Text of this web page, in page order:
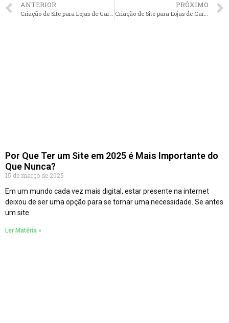
ANTERIOR
Criação de Site para Lojas de Carros em Belo Horizonte – MG faça seu orçamento
PRÓXIMO
Criação de Site para Lojas de Carros em Curitiba – PR faça seu orçamento
Por Que Ter um Site em 2025 é Mais Importante do
Que Nunca?
15 de março de 2025
Em um mundo cada vez mais digital, estar presente na internet
deixou de ser uma opção para se tornar uma necessidade. Se antes
um site
Ler Matéria »